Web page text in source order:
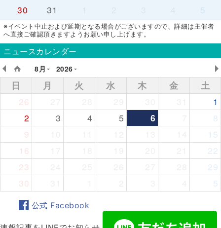
30
31 5
※イベント中止および延期となる場合がございますので、詳細は主催者
へ直接ご確認頂きますようお願い申し上げます。
ニュースカレンダー
8月
2026
日 月 火 水 木 金
土
26
1
2
3 4 5 6
8
9
15
16
22
23
29
30
5
公式 Facebook